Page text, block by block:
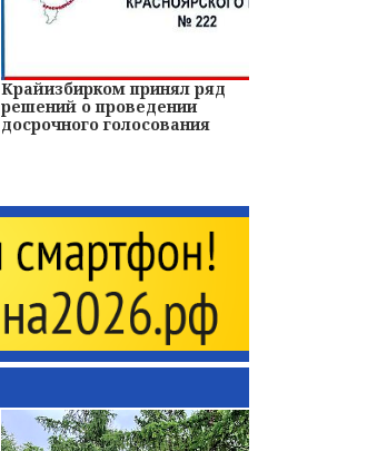
Крайизбирком принял ряд
решений о проведении
досрочного голосования